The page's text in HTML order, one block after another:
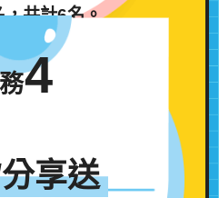
，共計6名。
4
享送